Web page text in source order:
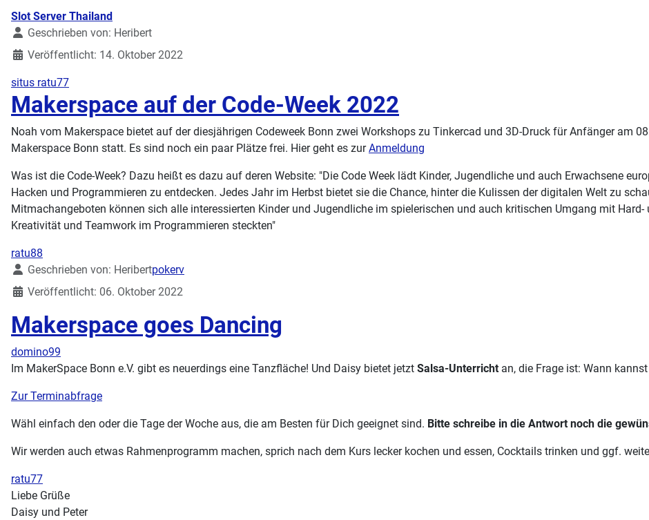
Details
Slot Server Thailand
Geschrieben von: Heribert
Veröffentlicht: 14. Oktober 2022
situs ratu77
Makerspace auf der Code-Week 2022
Noah vom Makerspace bietet auf der diesjährigen Codeweek Bonn zwei Workshops zu Tinkercad und 3D-Druck für Anfänger am
Makerspace Bonn statt. Es sind noch ein paar Plätze frei. Hier geht es zurAnmeldung
Was ist die Code-Week? Dazu heißt es dazu auf deren Website: "Die Code Week lädt Kinder, Jugendliche und auch Erwachsene
Hacken und Programmieren zu entdecken. Jedes Jahr im Herbst bietet sie die Chance, hinter die Kulissen der digitalen Welt zu
Mitmachangeboten können sich alle interessierten Kinder und Jugendliche im spielerischen und auch kritischen Umgang mit
Kreativität und Teamwork im Programmieren steckten"
ratu88
DetailsGeschrieben von: Heribertpokerv
Veröffentlicht: 06. Oktober 2022
Makerspace goes Dancing
domino99
Im MakerSpace Bonn e.V. gibt es neuerdings eine Tanzfläche! Und Daisy bietet jetzt Salsa-Unterricht an, die Frage ist: Wann
Zur Terminabfrage
Wähl einfach den oder die Tage der Woche aus, die am Besten für Dich geeignet sind. Bitte schreibe in die Antwort noch die
Wir werden auch etwas Rahmenprogramm machen, sprich nach dem Kurs lecker kochen und essen, Cocktails trinken und ggf.
ratu77
Liebe Grüße
Daisy und Peter